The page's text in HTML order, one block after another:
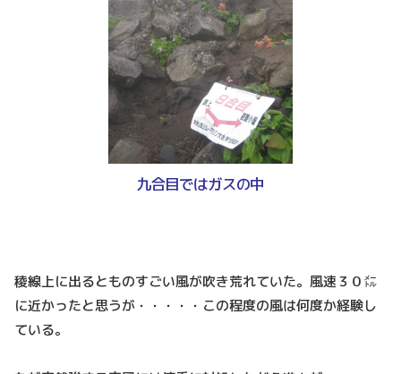
九合目ではガスの中
稜線上に出るとものすごい風が吹き荒れていた。風速３０㍍
に近かったと思うが・・・・・この程度の風は何度か経験し
ている。